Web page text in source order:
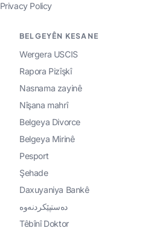
Privacy Policy
BELGEYÊN KESANE
Wergera USCIS
Rapora Pizîşkî
Nasnama zayinê
Nîşana mahrî
Belgeya Divorce
Belgeya Mirinê
Pesport
Şehade
Daxuyaniya Bankê
دەستپێکردنەوە
Têbînî Doktor